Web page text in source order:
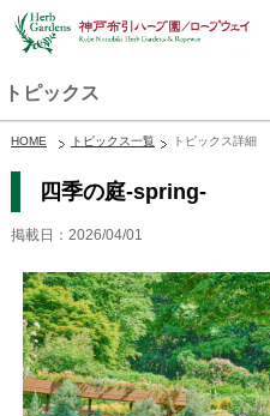
トピックス
HOME トピックス一覧 トピックス詳細
四季の庭-spring-
掲載日：2026/04/01